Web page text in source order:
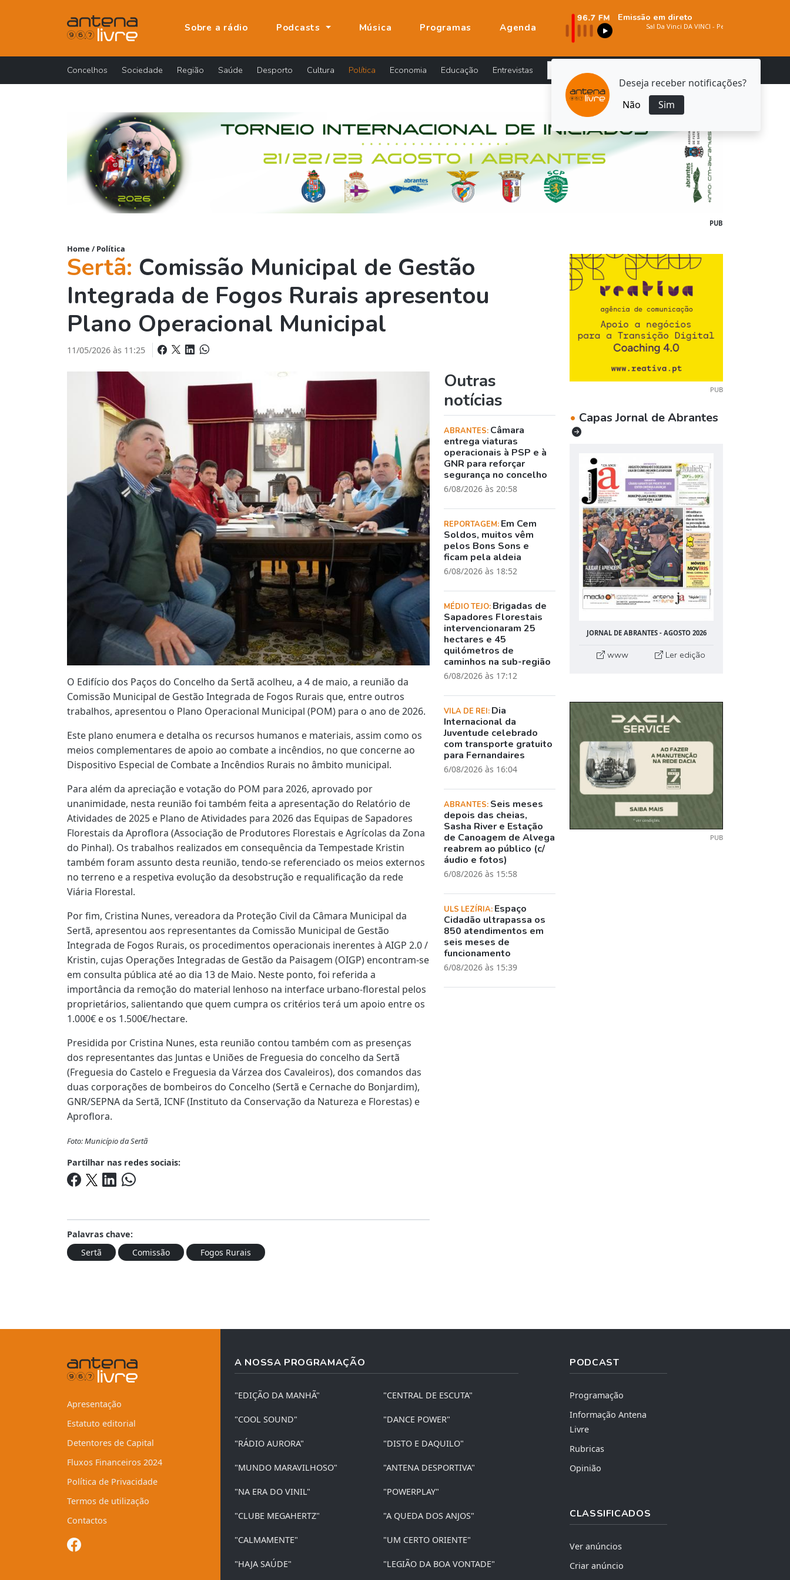
Deseja receber notificações?
Não
Sim
Sobre a rádio Podcasts Música Programas Agenda
Emissão em direto
Concelhos Sociedade Região Saúde Desporto Cultura Política Economia Educação Entrevistas
PUB
Home / Política
Sertã: Comissão Municipal de Gestão
Integrada de Fogos Rurais apresentou
Plano Operacional Municipal
11/05/2026 às 11:25
O Edifício dos Paços do Concelho da Sertã acolheu, a 4 de maio, a reunião da
Comissão Municipal de Gestão Integrada de Fogos Rurais que, entre outros
trabalhos, apresentou o Plano Operacional Municipal (POM) para o ano de 2026.
Este plano enumera e detalha os recursos humanos e materiais, assim como os
meios complementares de apoio ao combate a incêndios, no que concerne ao
Dispositivo Especial de Combate a Incêndios Rurais no âmbito municipal.
Para além da apreciação e votação do POM para 2026, aprovado por
unanimidade, nesta reunião foi também feita a apresentação do Relatório de
Atividades de 2025 e Plano de Atividades para 2026 das Equipas de Sapadores
Florestais da Aproflora (Associação de Produtores Florestais e Agrícolas da Zona
do Pinhal). Os trabalhos realizados em consequência da Tempestade Kristin
também foram assunto desta reunião, tendo-se referenciado os meios externos
no terreno e a respetiva evolução da desobstrução e requalificação da rede
Viária Florestal.
Por fim, Cristina Nunes, vereadora da Proteção Civil da Câmara Municipal da
Sertã, apresentou aos representantes da Comissão Municipal de Gestão
Integrada de Fogos Rurais, os procedimentos operacionais inerentes à AIGP 2.0 /
Kristin, cujas Operações Integradas de Gestão da Paisagem (OIGP) encontram-se
em consulta pública até ao dia 13 de Maio. Neste ponto, foi referida a
importância da remoção do material lenhoso na interface urbano-florestal pelos
proprietários, salientando que quem cumpra os critérios terá um apoio entre os
1.000€ e os 1.500€/hectare.
Presidida por Cristina Nunes, esta reunião contou também com as presenças
dos representantes das Juntas e Uniões de Freguesia do concelho da Sertã
(Freguesia do Castelo e Freguesia da Várzea dos Cavaleiros), dos comandos das
duas corporações de bombeiros do Concelho (Sertã e Cernache do Bonjardim),
GNR/SEPNA da Sertã, ICNF (Instituto da Conservação da Natureza e Florestas) e
Aproflora.
Foto: Município da Sertã
Partilhar nas redes sociais:
Palavras chave:
Sertã
Comissão Fogos Rurais
Outras
notícias
ABRANTES: Câmara
entrega viaturas
operacionais à PSP e à
GNR para reforçar
segurança no concelho
6/08/2026 às 20:58
REPORTAGEM: Em Cem
Soldos, muitos vêm
pelos Bons Sons e
ficam pela aldeia
6/08/2026 às 18:52
MÉDIO TEJO: Brigadas de
Sapadores Florestais
intervencionaram 25
hectares e 45
quilómetros de
caminhos na sub-região
6/08/2026 às 17:12
VILA DE REI: Dia
Internacional da
Juventude celebrado
com transporte gratuito
para Fernandaires
6/08/2026 às 16:04
ABRANTES: Seis meses
depois das cheias,
Sasha River e Estação
de Canoagem de Alvega
reabrem ao público (c/
áudio e fotos)
6/08/2026 às 15:58
ULS LEZÍRIA: Espaço
Cidadão ultrapassa os
850 atendimentos em
seis meses de
funcionamento
6/08/2026 às 15:39
PUB
• Capas Jornal de Abrantes
JORNAL DE ABRANTES - AGOSTO 2026
www Ler edição
PUB
Apresentação
Estatuto editorial
Detentores de Capital
Fluxos Financeiros 2024
Política de Privacidade
Termos de utilização
Contactos
A NOSSA PROGRAMAÇÃO
"EDIÇÃO DA MANHÃ" "CENTRAL DE ESCUTA"
"COOL SOUND" "DANCE POWER"
"RÁDIO AURORA" "DISTO E DAQUILO"
"MUNDO MARAVILHOSO" "ANTENA DESPORTIVA"
"NA ERA DO VINIL" "POWERPLAY"
"CLUBE MEGAHERTZ" "A QUEDA DOS ANJOS"
"CALMAMENTE" "UM CERTO ORIENTE"
"HAJA SAÚDE" "LEGIÃO DA BOA VONTADE"
PODCAST
Programação
Informação Antena
Livre
Rubricas
Opinião
CLASSIFICADOS
Ver anúncios
Criar anúncio